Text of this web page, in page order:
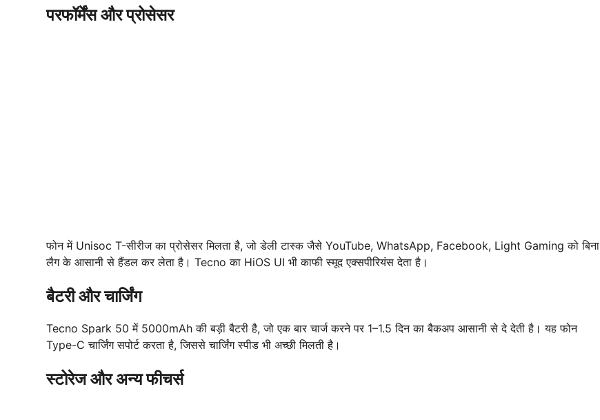
परफॉर्मेंस और प्रोसेसर
फोन में Unisoc T-सीरीज का प्रोसेसर मिलता है, जो डेली टास्क जैसे YouTube, WhatsApp, Facebook, Light Gaming को बिना
लैग के आसानी से हैंडल कर लेता है। Tecno का HiOS UI भी काफी स्मूद एक्सपीरियंस देता है।
बैटरी और चार्जिंग
Tecno Spark 50 में 5000mAh की बड़ी बैटरी है, जो एक बार चार्ज करने पर 1–1.5 दिन का बैकअप आसानी से दे देती है। यह फोन
Type-C चार्जिंग सपोर्ट करता है, जिससे चार्जिंग स्पीड भी अच्छी मिलती है।
स्टोरेज और अन्य फीचर्स